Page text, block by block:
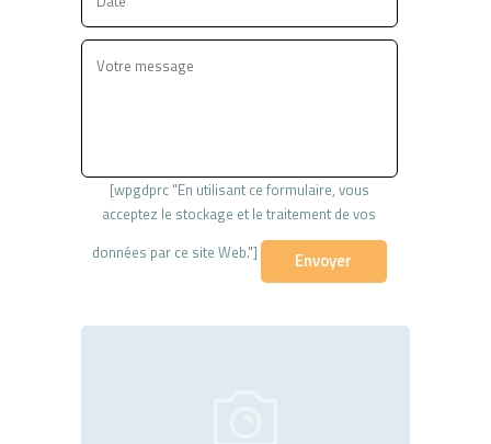
[wpgdprc "En utilisant ce formulaire, vous
acceptez le stockage et le traitement de vos
données par ce site Web."]